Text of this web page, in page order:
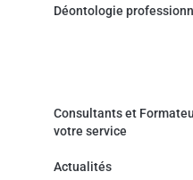
Déontologie
Consultants et
votre service
Actualités